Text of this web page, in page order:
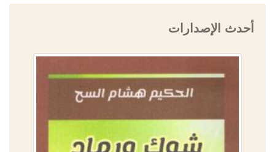
أحدث الإصدارات